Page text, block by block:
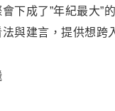
下成了”年紀最大”
與建言，提供想跨